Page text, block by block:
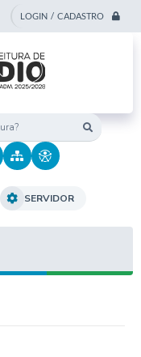
LOGIN / CADASTRO
SERVIDOR